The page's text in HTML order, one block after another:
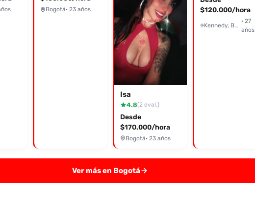
Bogotá· 23 años
Isa
4.8(2 eval.)
Desde
$170.000/hora
Bogotá· 23 años
$120.000/hora
Kennedy, Bogotá
· 27
años
Ver más en Bogotá